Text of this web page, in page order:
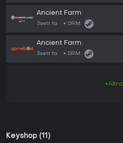
Ancient Farm
3sett fa DRM:
Ancient Farm
3sett fa DRM:
+Altro
Keyshop (11)